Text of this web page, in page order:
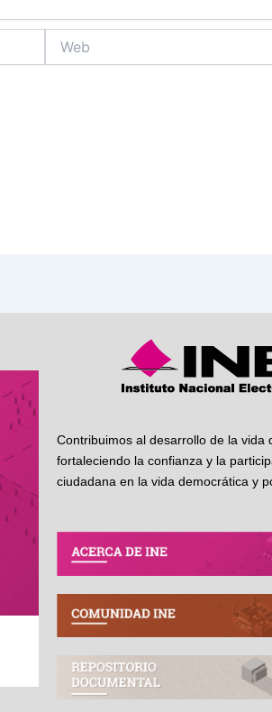
Contribuimos al desarrollo de la vida
fortaleciendo la confianza y la
ciudadana en la vida democrática y